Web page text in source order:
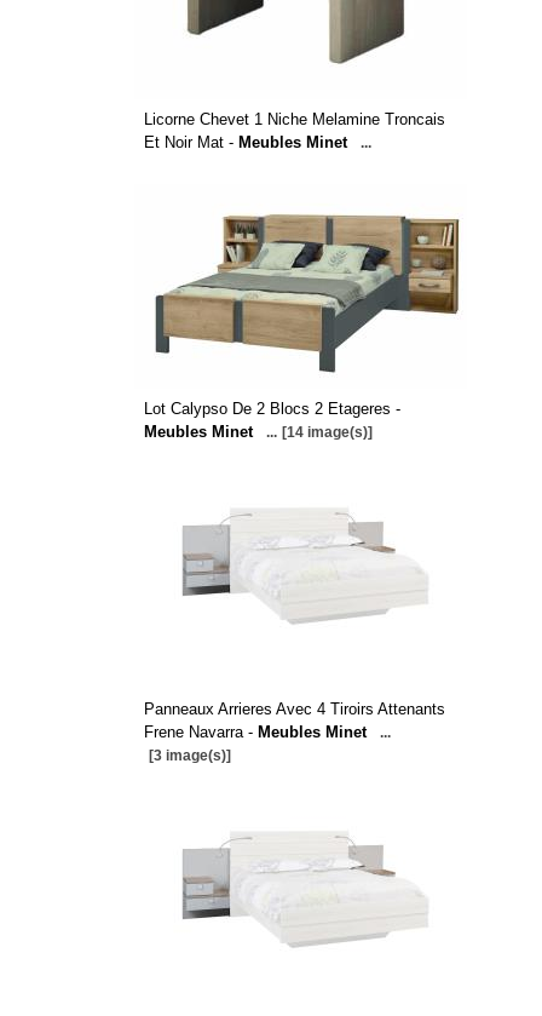
Licorne Chevet 1 Niche Melamine Troncais
Et Noir Mat - Meubles Minet ...
Lot Calypso De 2 Blocs 2 Etageres -
Meubles Minet
... [14 image(s)]
Panneaux Arrieres Avec 4 Tiroirs Attenants
Frene Navarra - Meubles Minet
...
[3 image(s)]